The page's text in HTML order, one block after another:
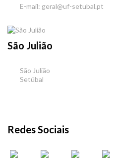
E-mail: geral@uf-setubal.pt
São Julião
São Julião
Setúbal
Redes Sociais